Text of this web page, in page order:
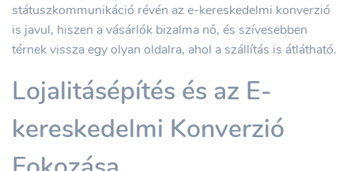
státuszkommunikáció révén az e-kereskedelmi konverzió
is javul, hiszen a vásárlók bizalma nő, és szívesebben
térnek vissza egy olyan oldalra, ahol a szállítás is átlátható.
Lojalitásépítés és az E-
kereskedelmi Konverzió